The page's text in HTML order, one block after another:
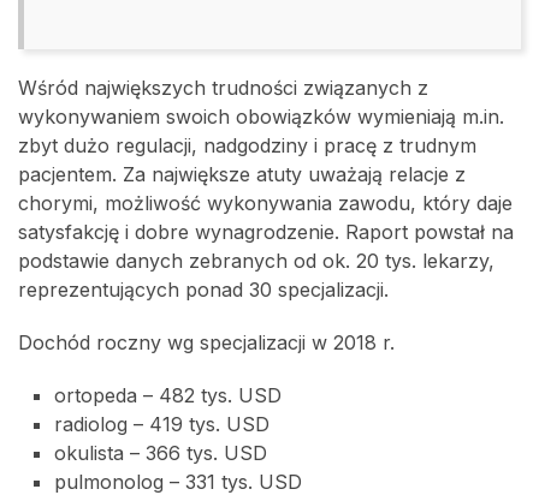
Wśród największych trudności związanych z
wykonywaniem swoich obowiązków wymieniają m.in.
zbyt dużo regulacji, nadgodziny i pracę z trudnym
pacjentem. Za największe atuty uważają relacje z
chorymi, możliwość wykonywania zawodu, który daje
satysfakcję i dobre wynagrodzenie. Raport powstał na
podstawie danych zebranych od ok. 20 tys. lekarzy,
reprezentujących ponad 30 specjalizacji.
Dochód roczny wg specjalizacji w 2018 r.
ortopeda – 482 tys. USD
radiolog – 419 tys. USD
okulista – 366 tys. USD
pulmonolog – 331 tys. USD